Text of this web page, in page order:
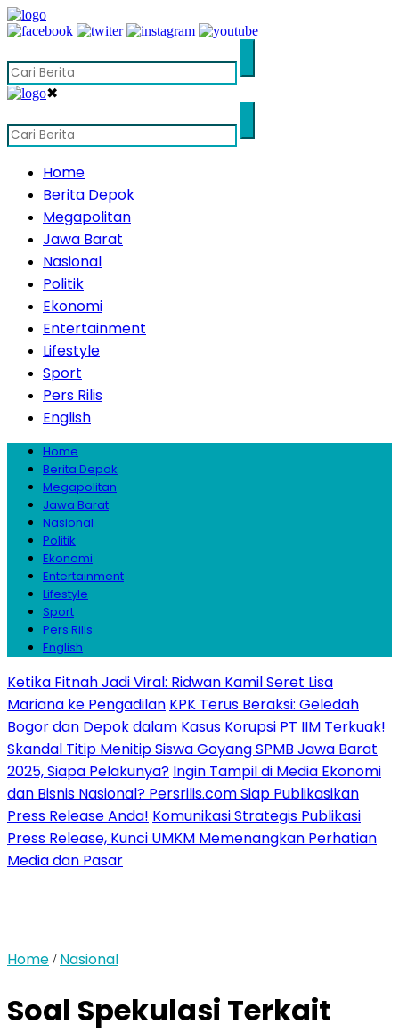
✖
Home
Berita Depok
Megapolitan
Jawa Barat
Nasional
Politik
Ekonomi
Entertainment
Lifestyle
Sport
Pers Rilis
English
Home
Berita Depok
Megapolitan
Jawa Barat
Nasional
Politik
Ekonomi
Entertainment
Lifestyle
Sport
Pers Rilis
English
Ketika Fitnah Jadi Viral: Ridwan Kamil Seret Lisa
Mariana ke Pengadilan KPK Terus Beraksi: Geledah
Bogor dan Depok dalam Kasus Korupsi PT IIM Terkuak!
Skandal Titip Menitip Siswa Goyang SPMB Jawa Barat
2025, Siapa Pelakunya? Ingin Tampil di Media Ekonomi
dan Bisnis Nasional? Persrilis.com Siap Publikasikan
Press Release Anda! Komunikasi Strategis Publikasi
Press Release, Kunci UMKM Memenangkan Perhatian
Media dan Pasar
Home / Nasional
Soal Spekulasi Terkait